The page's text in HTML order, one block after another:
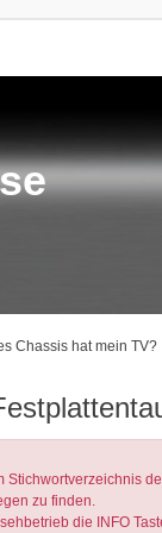
Chassis hat mein TV?
zu finden.
die INFO